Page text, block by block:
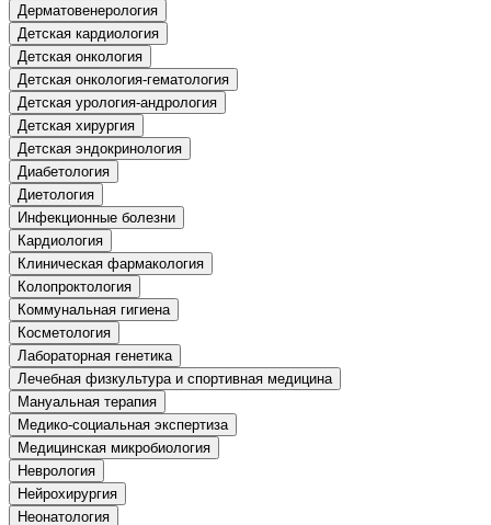
Безопасность труда
Экономика и управление
Управление производством
общественного питания в
организации
Управление административно-
хозяйственной деятельностью
Техника-технологии
Прикладная геология, горное дело,
нефтегазовое дело и геодезия
Техника и технологии наземного
транспорта
Дерматовенерология
Детская кардиология
Детская онкология
Детская онкология-гематология
Детская урология-андрология
Детская хирургия
Детская эндокринология
Диабетология
Диетология
Инфекционные болезни
Кардиология
Клиническая фармакология
Колопроктология
Коммунальная гигиена
Косметология
Лабораторная генетика
Лечебная физкультура и спортивная медицина
Мануальная терапия
Медико-социальная экспертиза
Медицинская микробиология
Неврология
Нейрохирургия
Неонатология